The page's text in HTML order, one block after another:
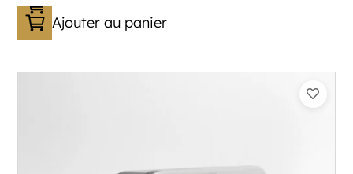
Ajouter au panier